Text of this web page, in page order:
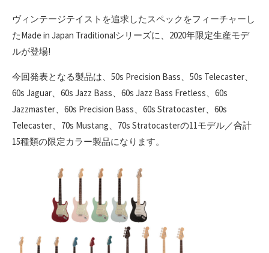
ヴィンテージテイストを追求したスペックをフィーチャーし
たMade in Japan Traditionalシリーズに、2020年限定生産モデ
ルが登場!
今回発表となる製品は、50s Precision Bass、50s Telecaster、
60s Jaguar、60s Jazz Bass、60s Jazz Bass Fretless、60s
Jazzmaster、60s Precision Bass、60s Stratocaster、60s
Telecaster、70s Mustang、70s Stratocasterの11モデル／合計
15種類の限定カラー製品になります。